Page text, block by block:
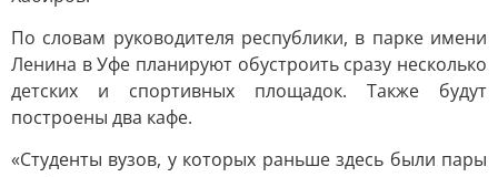
По словам руководителя республики, в парке имени
Ленина в Уфе планируют обустроить сразу несколько
детских и спортивных площадок. Также будут
построены два кафе.
«Студенты вузов, у которых раньше здесь были пары